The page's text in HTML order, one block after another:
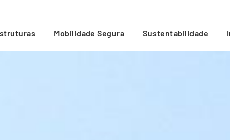
Mobilidade Segura Sustentabilidade